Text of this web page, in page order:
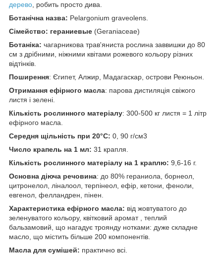
дерево, робить просто дива.
Ботанічна назва: Pelargonium graveolens.
Сімейство: гераниевые (Geraniaceae)
Ботаніка: чагарникова трав'яниста рослина заввишки до 80
см з дрібними, ніжними квітами рожевого кольору різних
відтінків.
Поширення: Єгипет, Алжир, Мадагаскар, острови Реюньон.
Отримання ефірного масла: парова дистиляція свіжого
листя і зелені.
Кількість рослинного матеріалу: 300-500 кг листя = 1 літр
ефірного масла.
Середня щільність при 20°С: 0, 90 г/см3
Число крапель на 1 мл: 31 крапля.
Кількість рослинного матеріалу на 1 краплю: 9,6-16 г.
Основна діюча речовина: до 80% гераниола, борнеол,
цитронелол, ліналоол, терпінеол, ефір, кетони, феноли,
евгенол, фелландрен, пінен.
Характеристика ефірного масла: від жовтуватого до
зеленуватого кольору, квітковий аромат , теплий
бальзамовий, що нагадує троянду нотками: дуже складне
масло, що містить більше 200 компонентів.
Масла для сумішей: практично всі.